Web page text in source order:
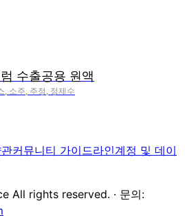
수출공용 원액
, 소주, 주정, 정제수
커뮤니티 가이드라인계정 및 데이
All rights reserved. · 문의: